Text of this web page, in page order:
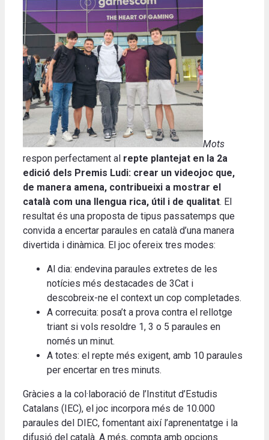
Mots
respon perfectament al repte plantejat en la 2a
edició dels Premis Ludi: crear un videojoc que,
de manera amena, contribueixi a mostrar el
català com una llengua rica, útil i de qualitat. El
resultat és una proposta de tipus passatemps que
convida a encertar paraules en català d’una manera
divertida i dinàmica. El joc ofereix tres modes:
Al dia: endevina paraules extretes de les
notícies més destacades de 3Cat i
descobreix-ne el context un cop completades.
A correcuita: posa’t a prova contra el rellotge
triant si vols resoldre 1, 3 o 5 paraules en
només un minut.
A totes: el repte més exigent, amb 10 paraules
per encertar en tres minuts.
Gràcies a la col·laboració de l’Institut d’Estudis
Catalans (IEC), el joc incorpora més de 10.000
paraules del DIEC, fomentant així l’aprenentatge i la
difusió del català. A més, compta amb opcions